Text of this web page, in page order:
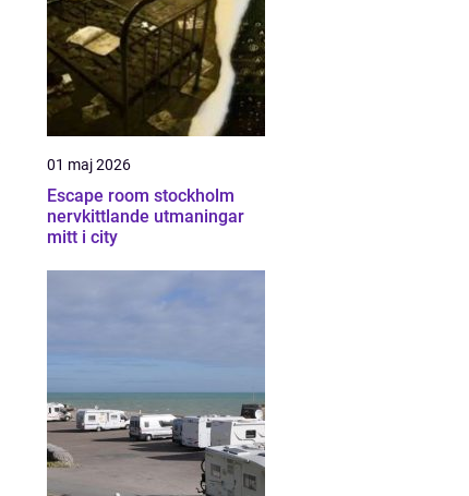
01 maj 2026
Escape room stockholm
nervkittlande utmaningar
mitt i city